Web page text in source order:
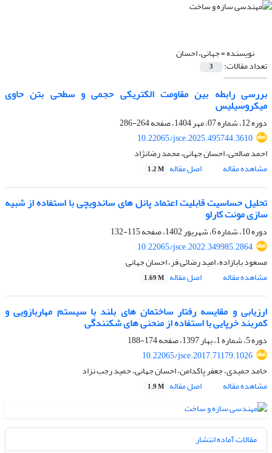
نویسنده =جهانی، احسان
تعداد مقالات: 3
بررسی رابطه بین مقاومت الکتریکی حجمی و سطحی بتن حاوی
میکروسیلیس
دوره 12، شماره 07، مهر 1404، صفحه
264-286
10.22065/jsce.2025.495744.3610
احمد صالحی، احسان جهانی، محمد رضانژاد
مشاهده مقاله
اصل مقاله 1.2 M
تحلیل حساسیت قابلیت اعتماد پانل های ساندویچی با استفاده از شبیه
سازی مونت کارلو
دوره 10، شماره 6، شهریور 1402، صفحه
115-132
10.22065/jsce.2022.349985.2864
مسعود بابازاده، امید رضائی فر، احسان جهانی
مشاهده مقاله
اصل مقاله 1.69 M
ارزیابی و مقایسه رفتار ساختمان های بلند با سیستم مهاربازویی و
کمربند خرپایی با استفاده از منحنی های شکنندگی
دوره 5، شماره 1، بهار 1397، صفحه
174-188
10.22065/jsce.2017.71179.1026
حامد حمیدی، جعفر پاکدامن، احسان جهانی، حمید رجب نزاد
مشاهده مقاله
اصل مقاله 1.9 M
مقالات آماده انتشار